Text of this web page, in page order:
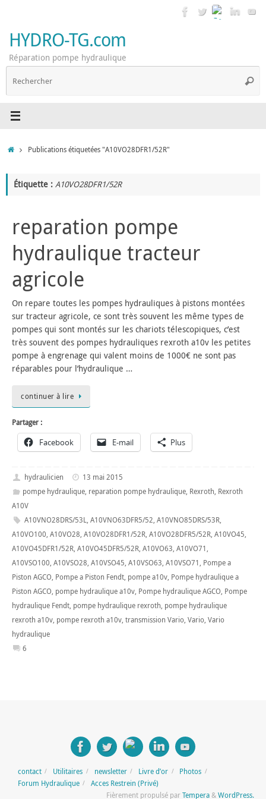
contenu
HYDRO-TG.com
Réparation pompe hydraulique
AccueilPublications étiquetées "A10VO28DFR1/52R"
Étiquette : A10VO28DFR1/52R
reparation pompe
hydraulique tracteur
agricole
On repare toutes les pompes hydrauliques à pistons montées
sur tracteur agricole, ce sont très souvent les même types de
pompes qui sont montés sur les chariots télescopiques, c’est
très souvent des pompes hydrauliques rexroth a10v les petites
pompe à engrenage qui valent moins de 1000€ ne sont pas
réparables pour l’hydraulique …
continuer à lire
Partager :
Facebook E-mail Plus
hydraulicien
13 mai 2015
pompe hydraulique, reparation pompe hydraulique, Rexroth, Rexroth
A10V
A10VNO28DRS/53L, A10VNO63DFR5/52, A10VNO85DRS/53R,
A10VO100, A10VO28, A10VO28DFR1/52R, A10VO28DFR5/52R, A10VO45,
A10VO45DFR1/52R, A10VO45DFR5/52R, A10VO63, A10VO71,
A10VSO100, A10VSO28, A10VSO45, A10VSO63, A10VSO71, Pompe a
Piston AGCO, Pompe a Piston Fendt, pompe a10v, Pompe hydraulique a
Piston AGCO, pompe hydraulique a10v, Pompe hydraulique AGCO, Pompe
hydraulique Fendt, pompe hydraulique rexroth, pompe hydraulique
rexroth a10v, pompe rexroth a10v, transmission Vario, Vario, Vario
hydraulique
6
contact Utilitaires newsletter Livre d’or
Photos
Forum Hydraulique
Acces Restrein (Privé)
Fièrement propulsé parTempera&WordPress.